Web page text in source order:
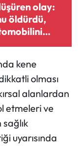
olay:
öldürdü,
kene
olması
alanlardan
etmeleri ve
uyarısında